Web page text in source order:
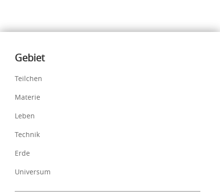
Inhalte
Gebiet
Teilchen
Materie
Leben
Technik
Erde
Universum